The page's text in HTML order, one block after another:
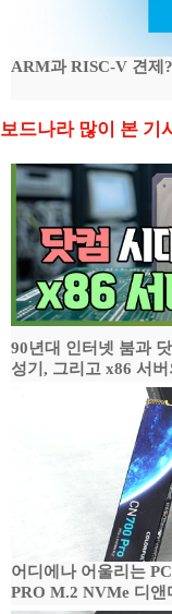
ARM과 RISC-V 견제
보드나라 많이 본 기
90년대 인터넷 붐과
성기, 그리고 x86 서
어디에나 어울리는
PRO M.2 NVMe 디앤